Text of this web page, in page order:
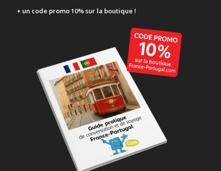
+ un code promo 10% sur la boutique !